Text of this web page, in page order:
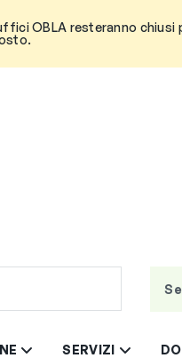
OBLA resteranno
SERVIZI